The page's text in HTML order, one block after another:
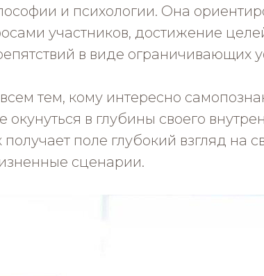
и психологии. Она
участников, достижение
в виде ограничивающих
тем, кому интересно
окунуться в глубины своего
получает поле глубокий взгляд на
сценарии.